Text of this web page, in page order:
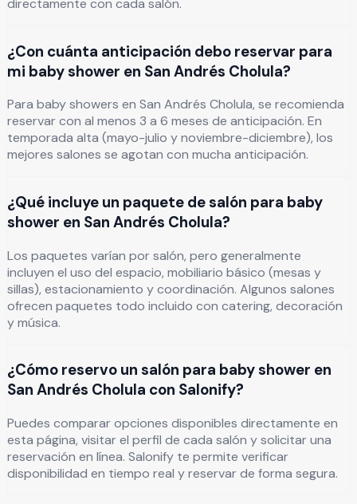
directamente con cada salón.
¿Con cuánta anticipación debo reservar para
mi baby shower en San Andrés Cholula?
Para baby showers en San Andrés Cholula, se recomienda
reservar con al menos 3 a 6 meses de anticipación. En
temporada alta (mayo-julio y noviembre-diciembre), los
mejores salones se agotan con mucha anticipación.
¿Qué incluye un paquete de salón para baby
shower en San Andrés Cholula?
Los paquetes varían por salón, pero generalmente
incluyen el uso del espacio, mobiliario básico (mesas y
sillas), estacionamiento y coordinación. Algunos salones
ofrecen paquetes todo incluido con catering, decoración
y música.
¿Cómo reservo un salón para baby shower en
San Andrés Cholula con Salonify?
Puedes comparar opciones disponibles directamente en
esta página, visitar el perfil de cada salón y solicitar una
reservación en línea. Salonify te permite verificar
disponibilidad en tiempo real y reservar de forma segura.